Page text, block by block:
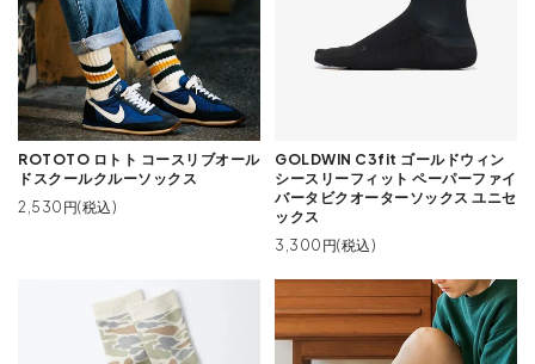
ROTOTO ロトト コースリブオール
ドスクールクルーソックス
2,530円(税込)
GOLDWIN C3fit ゴールドウィン
シースリーフィット ペーパーファイ
バータビクオーターソックス ユニセ
ックス
3,300円(税込)